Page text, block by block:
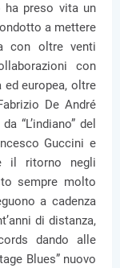
ha preso vita un
a mettere
con oltre venti
con
ed europea, oltre
De André
“L’indiano” del
Guccini e
il ritorno negli
sempre molto
a cadenza
di distanza,
dando alle
Blues” nuovo